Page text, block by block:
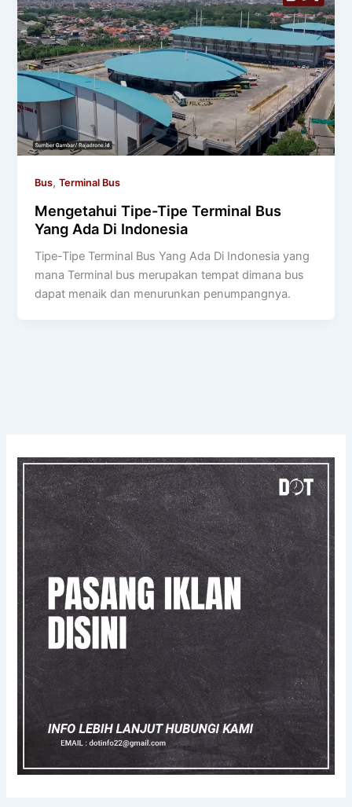
Bus,Terminal Bus
Mengetahui Tipe-Tipe Terminal Bus
Yang Ada Di Indonesia
Tipe-Tipe Terminal Bus Yang Ada Di Indonesia yang
mana Terminal bus merupakan tempat dimana bus
dapat menaik dan menurunkan penumpangnya.